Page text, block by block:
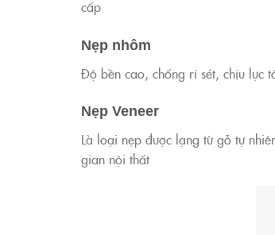
cấp
Nẹp nhôm
Độ bền cao, chống rỉ sét, chịu lực
Nẹp Veneer
Là loại nẹp được lạng từ gỗ tự
gian nội thất